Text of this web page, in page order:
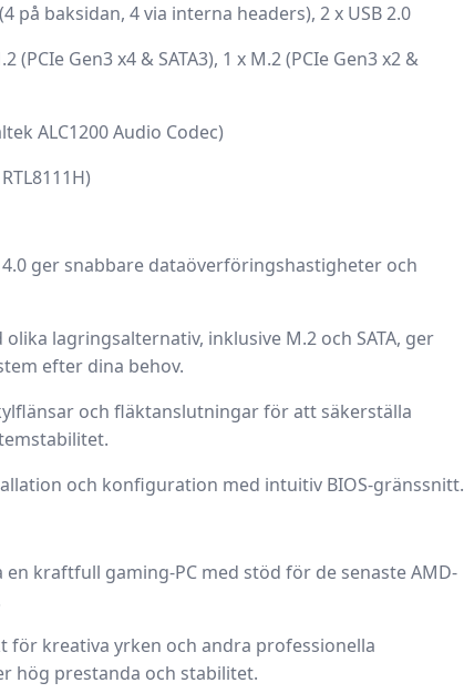
på baksidan, 4 via interna headers), 2 x USB 2.0
(PCIe Gen3 x4 & SATA3), 1 x M.2 (PCIe Gen3 x2 &
ALC1200 Audio Codec)
4.0 ger snabbare dataöverföringshastigheter och
lagringsalternativ, inklusive M.2 och SATA, ger
efter dina behov.
och fläktanslutningar för att säkerställa
och konfiguration med intuitiv BIOS-gränssnitt.
kraftfull gaming-PC med stöd för de senaste AMD-
för kreativa yrken och andra professionella
hög prestanda och stabilitet.